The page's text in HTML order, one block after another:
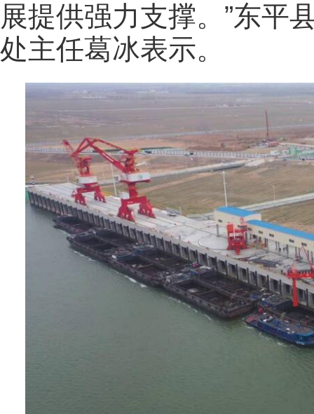
展提供强力支撑。”东平
处主任葛冰表示。